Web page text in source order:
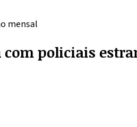
mensal
com policiais